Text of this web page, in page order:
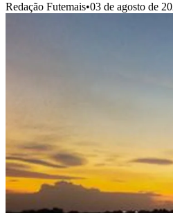
Redação Futemais•03 de agosto de